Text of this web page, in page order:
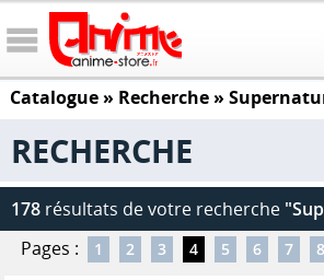
Catalogue» Recherche »
RECHERCHE
178 résultats de votre recherche
Pages :
1 2 3 4 5 6 7 8